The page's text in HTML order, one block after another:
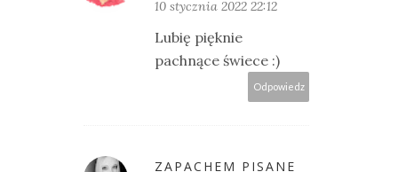
10 stycznia 2022 22:12
Lubię pięknie
pachnące świece :)
Odpowiedz
ZAPACHEM PISANE